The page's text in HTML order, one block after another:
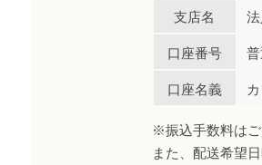
支店名 法
口座番号
口座名義
※振込手数料はご
また、配送希望